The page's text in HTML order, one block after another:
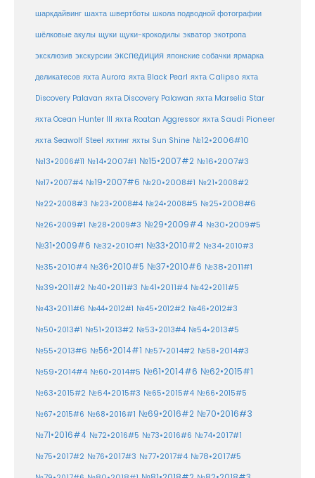
шаркдайвинг шахта швертботы школа подводной фотографии
шёлковые акулы щуки щуки-крокодилы экватор экотропа
эксклюзив экскурсии экспедиция японские собачки ярмарка
деликатесов яхта Aurora яхта Black Pearl яхта Calipso яхта
Discovery Palavan яхта Discovery Palawan яхта Marselia Star
яхта Ocean Hunter III яхта Roatan Aggressor яхта Saudi Pioneer
яхта Seawolf Steel яхтинг яхты Sun Shine №12•2006#10
№13•2006#11 №14•2007#1 №15•2007#2 №16•2007#3
№17•2007#4 №19•2007#6 №20•2008#1 №21•2008#2
№22•2008#3 №23•2008#4 №24•2008#5 №25•2008#6
№26•2009#1 №28•2009#3 №29•2009#4 №30•2009#5
№31•2009#6 №32•2010#1 №33•2010#2 №34•2010#3
№35•2010#4 №36•2010#5 №37•2010#6 №38•2011#1
№39•2011#2 №40•2011#3 №41•2011#4 №42•2011#5
№43•2011#6 №44•2012#1 №45•2012#2 №46•2012#3
№50•2013#1 №51•2013#2 №53•2013#4 №54•2013#5
№55•2013#6 №56•2014#1 №57•2014#2 №58•2014#3
№59•2014#4 №60•2014#5 №61•2014#6 №62•2015#1
№63•2015#2 №64•2015#3 №65•2015#4 №66•2015#5
№67•2015#6 №68•2016#1 №69•2016#2 №70•2016#3
№71•2016#4 №72•2016#5 №73•2016#6 №74•2017#1
№75•2017#2 №76•2017#3 №77•2017#4 №78•2017#5